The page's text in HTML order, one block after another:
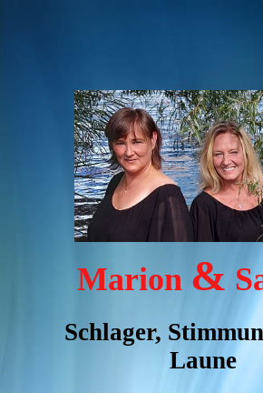
Marion &
Schlager,
Laune